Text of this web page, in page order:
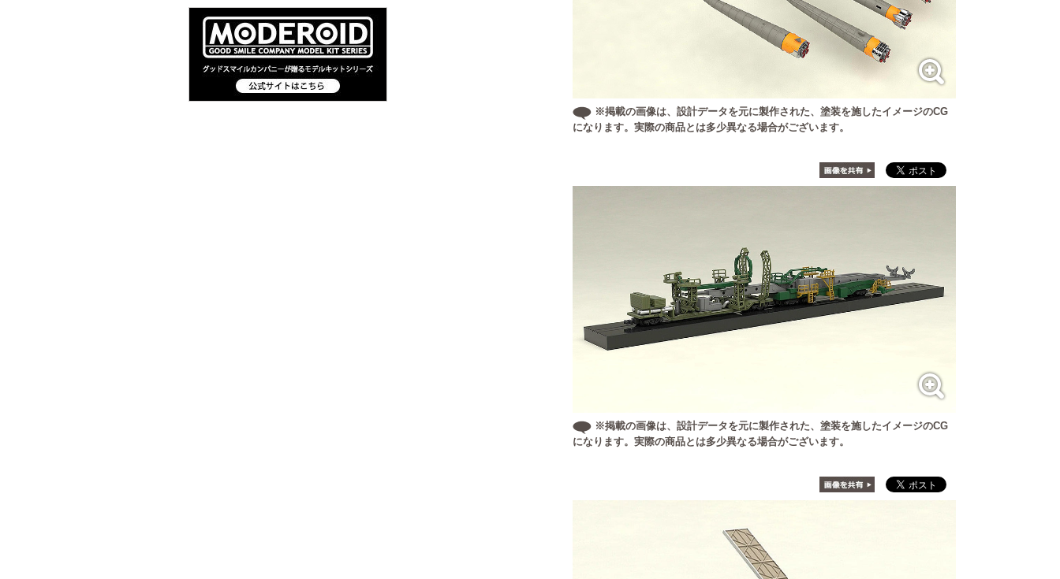
※掲載の画像は、設計データを元に製作された、塗装を施したイメージのCG
になります。実際の商品とは多少異なる場合がございます。
※掲載の画像は、設計データを元に製作された、塗装を施したイメージのCG
になります。実際の商品とは多少異なる場合がございます。